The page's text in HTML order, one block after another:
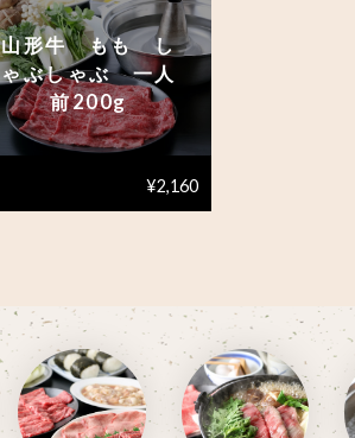
山形牛 もも し
ゃぶしゃぶ 一人
前200g
¥2,160